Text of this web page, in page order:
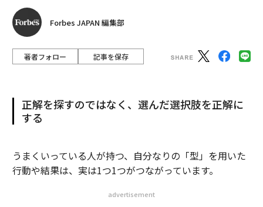
Forbes JAPAN 編集部
著者フォロー 記事を保存
正解を探すのではなく、選んだ選択肢を正解に
する
うまくいっている人が持つ、自分なりの「型」を用いた
行動や結果は、実は1つ1つがつながっています。
advertisement